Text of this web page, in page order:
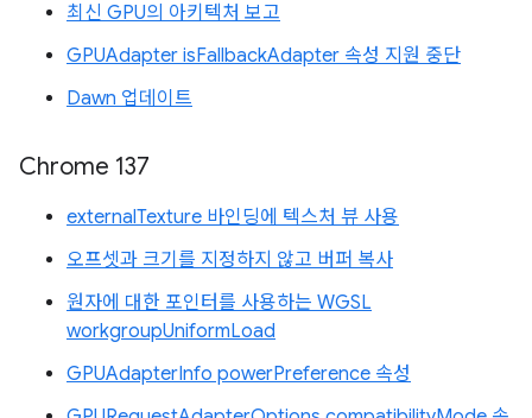
최신 GPU의 아키텍처 보고
GPUAdapter isFallbackAdapter 속성 지원 중단
Dawn 업데이트
Chrome 137
externalTexture 바인딩에 텍스처 뷰 사용
오프셋과 크기를 지정하지 않고 버퍼 복사
원자에 대한 포인터를 사용하는 WGSL
workgroupUniformLoad
GPUAdapterInfo powerPreference 속성